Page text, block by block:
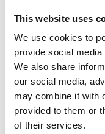
This website uses
We use cookies to
provide social
We also share
our social media,
may combine it with
provided to them or
of their services.
3. Upprättande och
Preparation and
4. Godkännande av
5. Val av en eller två
two persons to
6. Prövning av om
sammankallad/
convened